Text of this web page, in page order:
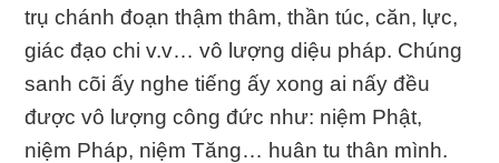
trụ chánh đoạn thậm thâm, thần túc, căn, lực,
giác đạo chi v.v… vô lượng diệu pháp. Chúng
sanh cõi ấy nghe tiếng ấy xong ai nấy đều
được vô lượng công đức như: niệm Phật,
niệm Pháp, niệm Tăng… huân tu thân mình.